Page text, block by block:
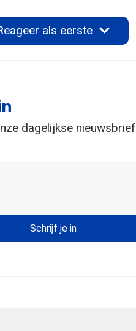
als eerste
dagelijkse nieuwsbrief